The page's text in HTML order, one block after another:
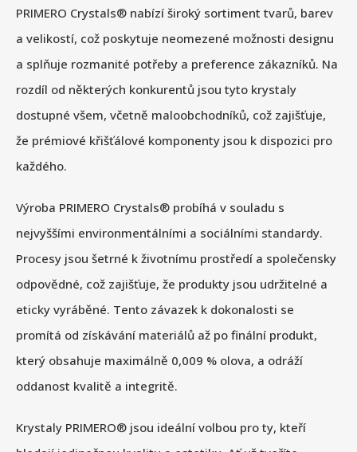
PRIMERO Crystals® nabízí široký sortiment tvarů, barev
a velikostí, což poskytuje neomezené možnosti designu
a splňuje rozmanité potřeby a preference zákazníků. Na
rozdíl od některých konkurentů jsou tyto krystaly
dostupné všem, včetně maloobchodníků, což zajišťuje,
že prémiové křišťálové komponenty jsou k dispozici pro
každého.
Výroba PRIMERO Crystals® probíhá v souladu s
nejvyššími environmentálními a sociálními standardy.
Procesy jsou šetrné k životnímu prostředí a společensky
odpovědné, což zajišťuje, že produkty jsou udržitelné a
eticky vyráběné. Tento závazek k dokonalosti se
promítá od získávání materiálů až po finální produkt,
který obsahuje maximálně 0,009 % olova, a odráží
oddanost kvalitě a integritě.
Krystaly PRIMERO® jsou ideální volbou pro ty, kteří